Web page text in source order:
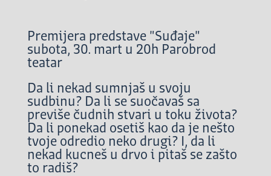
Premijera predstave "Suđaje"
subota, 30. mart u 20h Parobrod
teatar
Da li nekad sumnjaš u svoju
sudbinu? Da li se suočavaš sa
previše čudnih stvari u toku života?
Da li ponekad osetiš kao da je nešto
tvoje odredio neko drugi? I, da li
nekad kucneš u drvo i pitaš se zašto
to radiš?